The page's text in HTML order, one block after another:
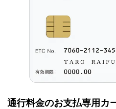
通行料金のお支払専用カ